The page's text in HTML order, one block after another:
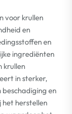
voor krullen
en
en
ingrediënten
krullen
in sterker,
en
het herstellen